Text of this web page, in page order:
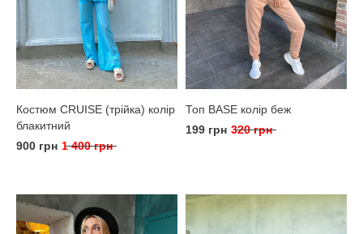
Костюм CRUISE (трійка) колір
блакитний
900 грн 1 400 грн
Топ BASE колір беж
199 грн 320 грн